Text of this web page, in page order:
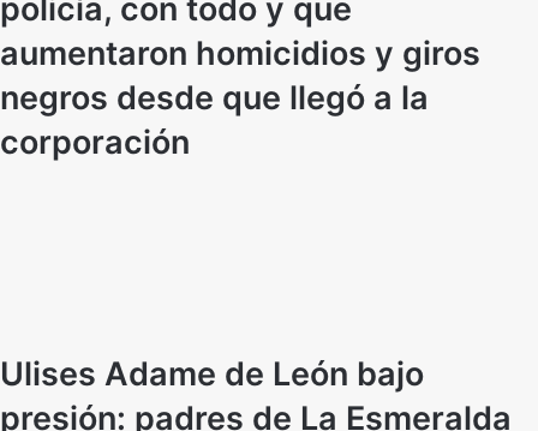
policía, con todo y que
aumentaron homicidios y giros
negros desde que llegó a la
corporación
Ulises Adame de León bajo
presión: padres de La Esmeralda